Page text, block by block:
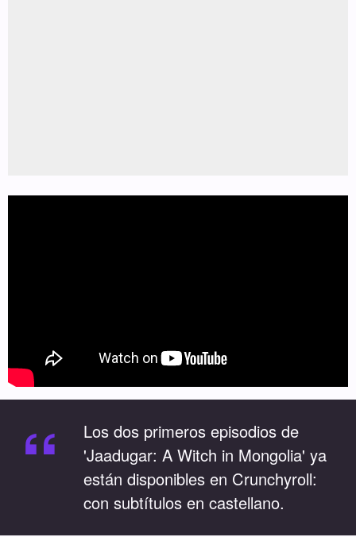
“
Los dos primeros episodios de
'Jaadugar: A Witch in Mongolia' ya
están disponibles en Crunchyroll:
con subtítulos en castellano.